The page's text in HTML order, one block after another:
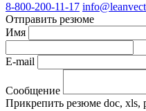
8-800-200-11-17
Отправить резюме
Имя
E-mail
Сообщение
Прикрепить резюме doc, xls,